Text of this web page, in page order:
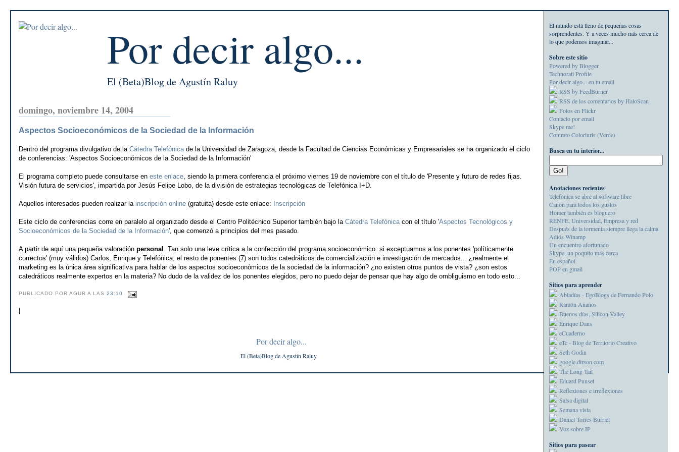
El mundo está lleno de pequeñas cosas
sorprendentes. Y a veces mucho más cerca de
lo que podemos imaginar...
Sobre este sitio
Powered by Blogger
Technorati Profile
Por decir algo... en tu email
RSS by FeedBurner
RSS de los comentarios by HaloScan
Fotos en Flickr
Contacto por email
Skype me!
Contrato Coloriuris (Verde)
Busca en tu interior...
Anotaciones recientes
Telefónica se abre al software libre
Canon para todos los gustos
Homer también es bloguero
RENFE, Universidad, Empresa y red
Después de la tormenta siempre llega la calma
Adiós Winamp
Un encuentro afortunado
Skype, un poquito más cerca
En español
POP en gmail
Sitios para aprender
Abladías - EgoBlogs de Fernando Polo
Ramón Añaños
Buenos días, Silicon Valley
Enrique Dans
eCuaderno
eTc - Blog de Territorio Creativo
Seth Godin
google.dirson.com
The Long Tail
Eduard Punset
Reflexiones e irreflexiones
Salsa digital
Semana vista
Daniel Torres Burriel
Voz sobre IP
Sitios para pasear
Por decir algo...
El (Beta)Blog de Agustín Raluy
domingo, noviembre 14, 2004
Aspectos Socioeconómicos de la Sociedad de la Información
Dentro del programa divulgativo de la Cátedra Telefónicade la Universidad de Zaragoza, desde la Facultad de Ciencias Económicas y Empresariales se ha organizado el ciclo
de conferencias: 'Aspectos Socioeconómicos de la Sociedad de la Información'
El programa completo puede consultarse en este enlace, siendo la primera conferencia el próximo viernes 19 de noviembre con el título de 'Presente y futuro de redes fijas.
Visión futura de servicios', impartida por Jesús Felipe Lobo, de la división de estrategias tecnológicas de Telefónica I+D.
Aquellos interesados pueden realizar la inscripción online (gratuita) desde este enlace: Inscripción
Este ciclo de conferencias corre en paralelo al organizado desde el Centro Politécnico Superior también bajo la Cátedra Telefónicacon el título 'Aspectos Tecnológicos y
Socioeconómicos de la Sociedad de la Información', que comenzó a principios del mes pasado.
A partir de aquí una pequeña valoración personal . Tan solo una leve crítica a la confección del programa socioeconómico: si exceptuamos a los ponentes 'políticamente
correctos' (muy válidos) Carlos, Enrique y Telefónica, el resto de ponentes (7) son todos catedráticos de comercialización e investigación de mercados... ¿realmente el
marketing es la única área significativa para hablar de los aspectos socioeconómicos de la sociedad de la información? ¿no existen otros puntos de vista? ¿son estos
catedráticos realmente expertos en la materia? No dudo de la validez de los ponentes elegidos, pero no puedo dejar de pensar que hay algo de ombliguismo en todo esto...
PUBLICADO POR AGUR A LAS23:10
Por decir algo...
El (Beta)Blog de Agustín Raluy